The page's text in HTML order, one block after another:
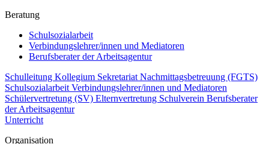
Beratung
Schulsozialarbeit
Verbindungslehrer/innen und Mediatoren
Berufsberater der Arbeitsagentur
Schulleitung Kollegium Sekretariat Nachmittagsbetreuung (FGTS)
Schulsozialarbeit Verbindungslehrer/innen und Mediatoren
Schülervertretung (SV) Elternvertretung Schulverein Berufsberater
der Arbeitsagentur
Unterricht
Organisation